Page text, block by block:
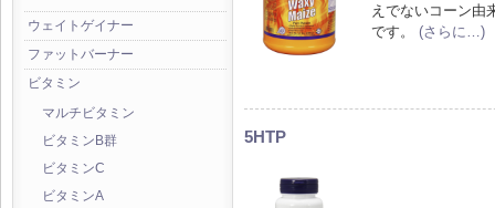
ウェイトゲイナー
ファットバーナー
ビタミン
マルチビタミン
ビタミンB群
ビタミンC
ビタミンA
えでないコーン由
です。 (さらに…)
5HTP